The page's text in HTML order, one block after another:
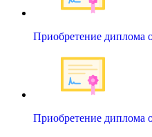
Приобретение диплома
Приобретение диплома